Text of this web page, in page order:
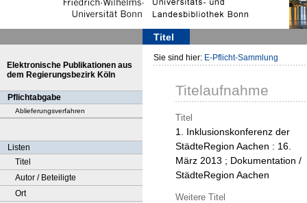
Titel
Elektronische Publikationen aus
dem Regierungsbezirk Köln
Pflichtabgabe
Ablieferungsverfahren
Listen
Titel
Autor / Beteiligte
Ort
Sie sind hier: E-Pflicht-Sammlung
Titelaufnahme
Titel
1. Inklusionskonferenz der
StädteRegion Aachen : 16.
März 2013 ; Dokumentation /
StädteRegion Aachen
Weitere Titel